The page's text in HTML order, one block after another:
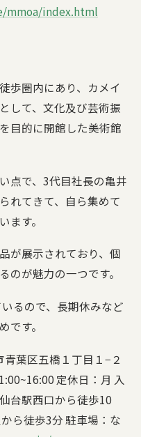
mmoa/index.html
歩圏内にあり、カメイ
して、文化及び芸術振
目的に開館した美術館
点で、3代目社長の亀井
れてきて、自ら集めて
ます。
が展示されており、個
のが魅力の一つです。
るので、長期休みなど
です。
葉区五橋１丁目１−２
定休日：月 入
台駅西口から徒歩10
ら徒歩3分 駐車場：な